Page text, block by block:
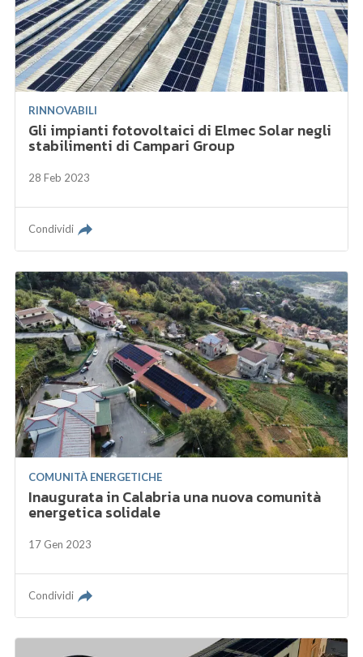
RINNOVABILI
Gli impianti fotovoltaici di Elmec Solar negli
stabilimenti di Campari Group
28 Feb 2023
Condividi
COMUNITÀ ENERGETICHE
Inaugurata in Calabria una nuova comunità
energetica solidale
17 Gen 2023
Condividi